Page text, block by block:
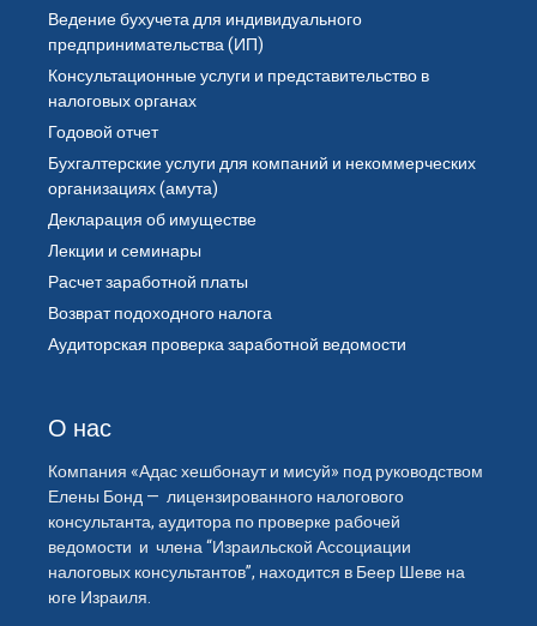
Ведение бухучета для индивидуального
предпринимательства (ИП)
Консультационные услуги и представительство в
налоговых органах
Годовой отчет
Бухгалтерские услуги для компаний и некоммерческих
организациях (амута)
Декларация об имуществе
Лекции и семинары
Расчет заработной платы
Возврат подоходного налога
Аудиторская проверка заработной ведомости
О нас
Компания «Адас хешбонаут и мисуй» под руководством
Елены Бонд — лицензированного налогового
консультанта, аудитора по проверке рабочей
ведомости и члена “Израильской Ассоциации
налоговых консультантов”, находится в Беер Шеве на
юге Израиля.